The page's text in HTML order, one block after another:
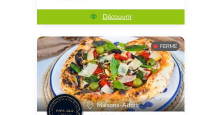
Découvrir
FERMÉ
Maisons-Alfort